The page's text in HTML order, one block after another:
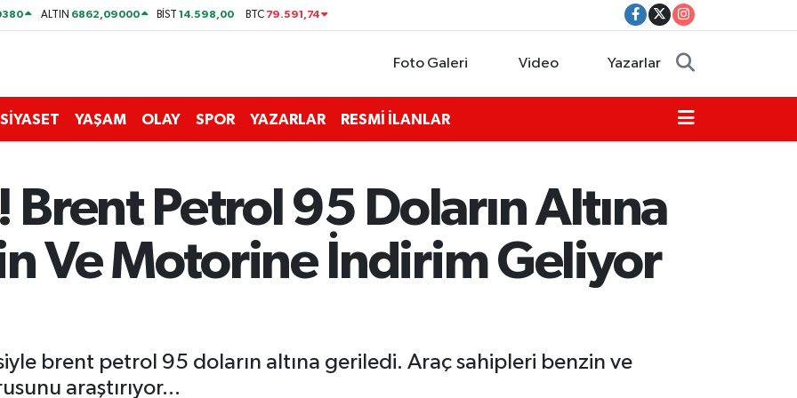
ALTIN 6862,09000 BİST14.598,00 BTC 79.591,74
Foto Galeri Video Yazarlar
SİYASET YAŞAM OLAY SPOR YAZARLAR RESMİ İLANLAR
Brent Petrol 95 Doların Altına
Ve Motorine İndirim Geliyor
brent petrol 95 doların altına geriledi. Araç sahipleri benzin ve
araştırıyor...